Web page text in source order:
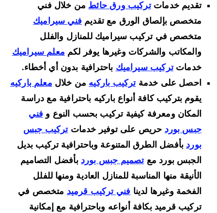
تقديم خدماتتركيب ورق حائطمن خلال فني
متخصص بإلصاق الورق مع تقديمفني سيراميك
متخصص في تركيب سيراميك للمنازل والفلل
والمكاتب والشركات وغيرها يوفر لكممعلم سيراميك
خدماتتركيب سيراميكباحترافية بدون أي أخطاء.
احصل على خدمةتركيب باركيه من خلالمعلم باركيه
يقوم بتركيب كافة أنواع باركيه باحترافية مع دراسة
المكان ومعرفة كيفية تركيب بحسب النوع وفني
جبس بوردحريص على توفير خدماتتركيب جبس
بوردبأفضل الطرق المتنوعة وباحترافية تركيب بديل
الجبس بورد مع تصميم جبس بوردبأفضل التصاميم
الأنيقة منها المناسبة للمنازل العادية ومنها للفلل
الفخمة وغيرها لدينافني تركيب قرميد متخصص في
تركيب قرميد بكافة أنواعه وباحترافية مع إمكانية